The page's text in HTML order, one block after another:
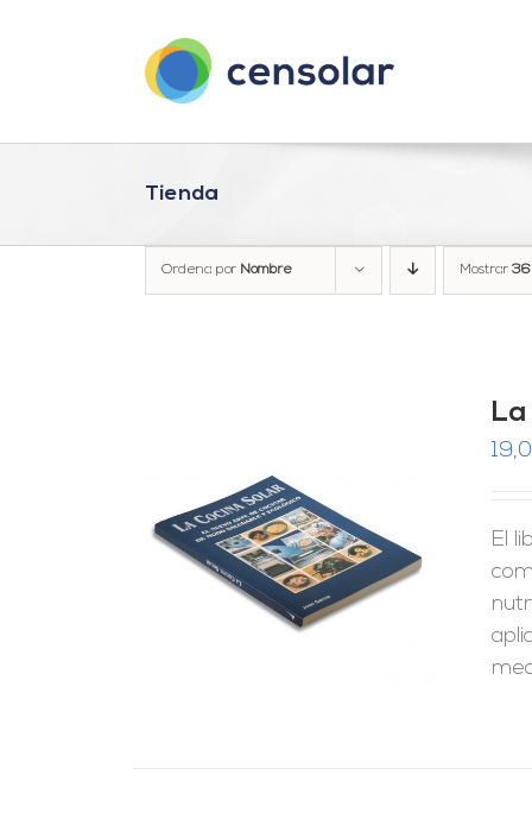
Tienda
Ordena por Nombre Mostrar 36
La
El